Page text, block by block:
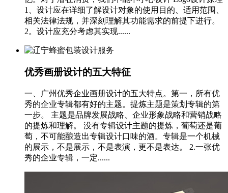
1、设计应在详细了解设计对象的使用目的、适用范围、
相关法律法规，并深刻理解其功能需求的前提下进行。
2。设计应充分考虑其实现......
优秀画册设计的五大特征
一、广州优秀企业画册设计的五大特点。第一，所有优
秀的企业专辑都有好的主题。提炼主题是策划专辑的第
一步。 主题是品牌发展战略、企业形象战略和营销战略
的提炼和理解。 没有专辑设计主题的提炼，葡萄还是葡
萄，不可能酿造出专辑设计口味的酒。专辑是一个机械
的展示，不是展示，不是表演，更不是表达。 2.一张优
秀的企业专辑，一定......